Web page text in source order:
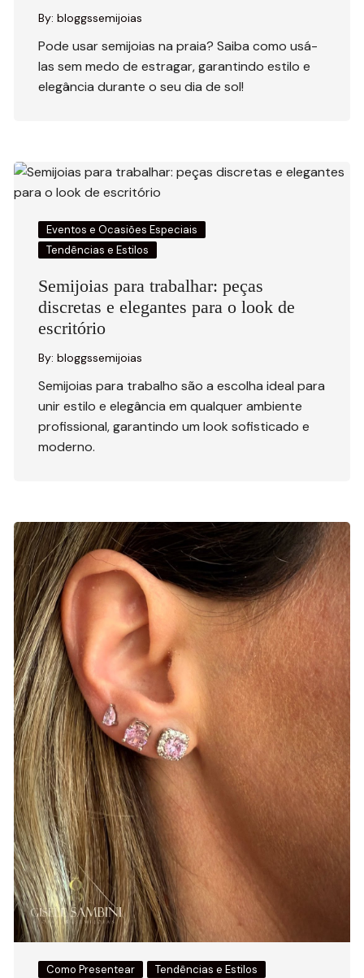
By: bloggssemijoias
Pode usar semijoias na praia? Saiba como usá-
las sem medo de estragar, garantindo estilo e
elegância durante o seu dia de sol!
Eventos e Ocasiões Especiais
Tendências e Estilos
Semijoias para trabalhar: peças
discretas e elegantes para o look de
escritório
By: bloggssemijoias
Semijoias para trabalho são a escolha ideal para
unir estilo e elegância em qualquer ambiente
profissional, garantindo um look sofisticado e
moderno.
Como Presentear Tendências e Estilos